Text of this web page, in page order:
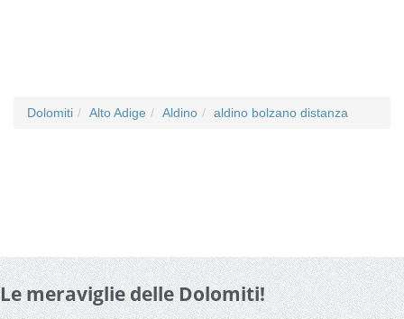
Dolomiti Alto Adige Aldino aldino bolzano distanza
Le meraviglie delle Dolomiti!